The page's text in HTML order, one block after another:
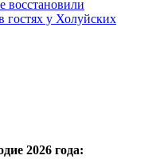
восстановили
гостях у Холуйских
2026 года: